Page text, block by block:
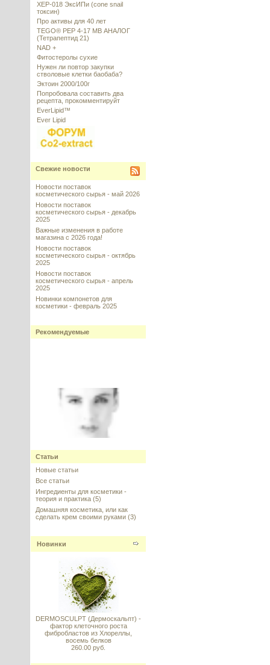
XEP-018 ЭксИПи (cone snail
токсин)
Про активы для 40 лет
TEGO® PEP 4-17 MB АНАЛОГ
(Тетрапептид 21)
NAD +
Фитостеролы сухие
Нужен ли повтор закупки
стволовые клетки баобаба?
Эктоин 2000/100г
Попробовала составить два
рецепта, прокомментируйт
EverLipid™
Ever Lipid
Свежие новости
Новости поставок
косметического сырья - май 2026
Новости поставок
косметического сырья - декабрь
2025
Важные изменения в работе
магазина с 2026 года!
Новости поставок
косметического сырья - октябрь
2025
Новости поставок
косметического сырья - апрель
2025
Новинки компонетов для
косметики - февраль 2025
Рекомендуемые
---------
TRI-SOLVE (Трисолв)
Восстанавливающий комплекс с
CERAMIDE NS (Премикс
трегалозы и лецитина)
---------
Статьи
Новые статьи
Все статьи
Ингредиенты для косметики -
теория и практика (5)
Домашняя косметика, или как
сделать крем своими руками (3)
Новинки
DERMOSCULPT (Дермоскальпт) -
фактор клеточного роста
фибробластов из Хлореллы,
восемь белков
260.00 руб.